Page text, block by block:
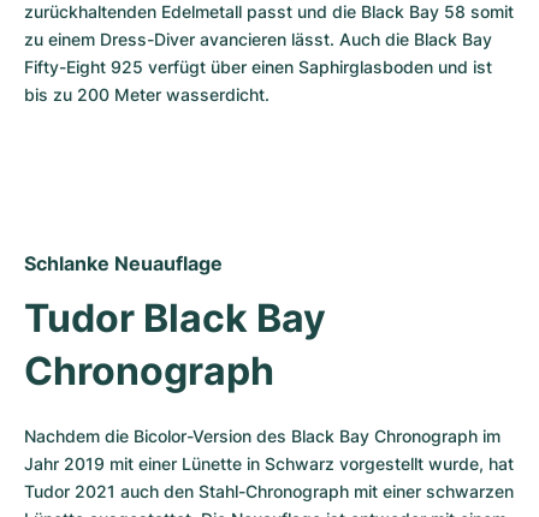
zurückhaltenden Edelmetall passt und die Black Bay 58 somit
zu einem Dress-Diver avancieren lässt. Auch die Black Bay
Fifty-Eight 925 verfügt über einen Saphirglasboden und ist
bis zu 200 Meter wasserdicht.
Schlanke Neuauflage
Tudor Black Bay
Chronograph
Nachdem die Bicolor-Version des Black Bay Chronograph im
Jahr 2019 mit einer Lünette in Schwarz vorgestellt wurde, hat
Tudor 2021 auch den Stahl-Chronograph mit einer schwarzen